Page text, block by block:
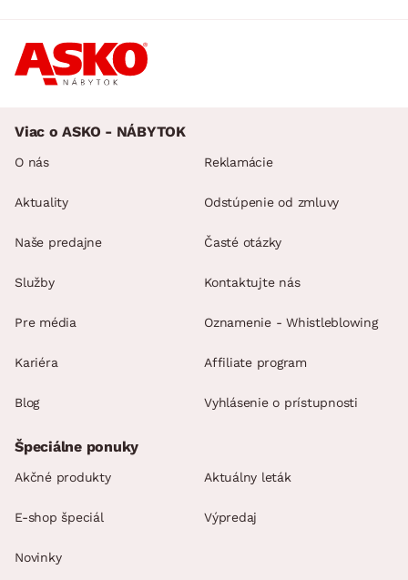
Viac o ASKO - NÁBYTOK
O nás
Aktuality
Naše predajne
Služby
Pre média
Kariéra
Blog
Reklamácie
Odstúpenie od zmluvy
Časté otázky
Kontaktujte nás
Oznamenie - Whistleblowing
Affiliate program
Vyhlásenie o prístupnosti
Špeciálne ponuky
Akčné produkty Aktuálny leták
E-shop špeciál Výpredaj
Novinky